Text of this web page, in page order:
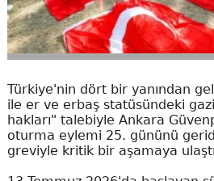
Türkiye'nin dört bir yanından
ile er ve erbaş statüsündeki
hakları" talebiyle Ankara
oturma eylemi 25. gününü
greviyle kritik bir aşamaya